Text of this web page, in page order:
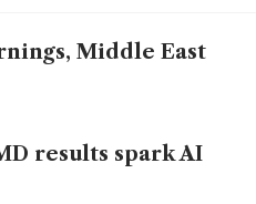
Middle East
results spark AI